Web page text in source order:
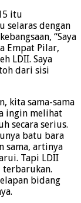
itu
selaras dengan
“Saya
Empat Pilar,
LDII. Saya
dari sisi
kita sama-sama
ingin melihat
secara serius.
batu bara
sama, artinya
Tapi LDII
terbarukan.
bidang